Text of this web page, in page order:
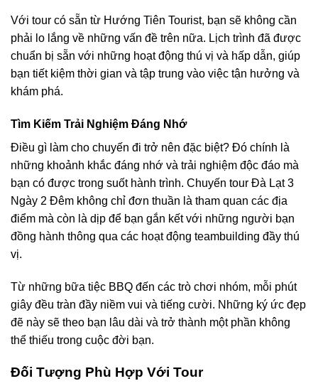
Với tour có sẵn từ Hướng Tiên Tourist, bạn sẽ không cần
phải lo lắng về những vấn đề trên nữa. Lịch trình đã được
chuẩn bị sẵn với những hoạt động thú vị và hấp dẫn, giúp
bạn tiết kiệm thời gian và tập trung vào việc tận hưởng và
khám phá.
Tìm Kiếm Trải Nghiệm Đáng Nhớ
Điều gì làm cho chuyến đi trở nên đặc biệt? Đó chính là
những khoảnh khắc đáng nhớ và trải nghiệm độc đáo mà
bạn có được trong suốt hành trình. Chuyến tour Đà Lạt 3
Ngày 2 Đêm không chỉ đơn thuần là tham quan các địa
điểm mà còn là dịp để bạn gắn kết với những người bạn
đồng hành thông qua các hoạt động teambuilding đầy thú
vị.
Từ những bữa tiệc BBQ đến các trò chơi nhóm, mỗi phút
giây đều tràn đầy niềm vui và tiếng cười. Những ký ức đẹp
đẽ này sẽ theo bạn lâu dài và trở thành một phần không
thể thiếu trong cuộc đời bạn.
Đối Tượng Phù Hợp Với Tour